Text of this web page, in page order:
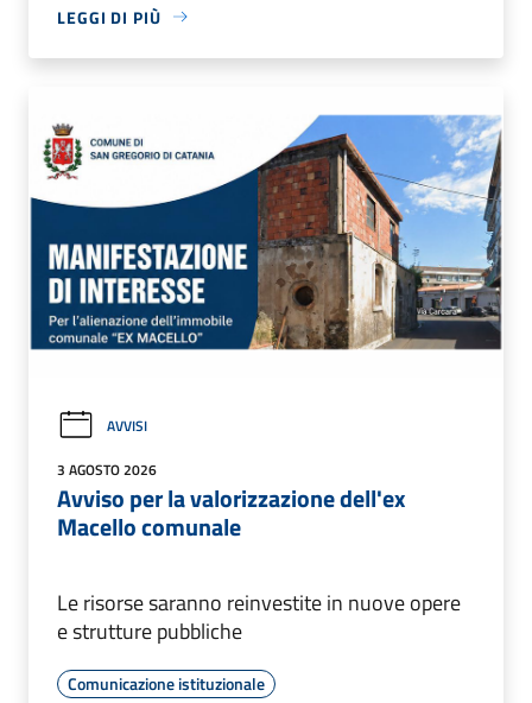
LEGGI DI PIÙ
AVVISI
3 AGOSTO 2026
Avviso per la valorizzazione dell'ex
Macello comunale
Le risorse saranno reinvestite in nuove opere
e strutture pubbliche
Comunicazione istituzionale